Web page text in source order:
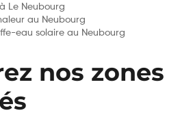
Le Neubourg
au Neubourg
eau solaire au Neubourg
nos zones